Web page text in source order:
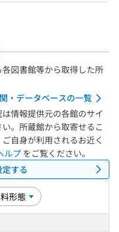
図書館等から取得した所
・データベースの一覧
情報提供元の各館のサイ
。所蔵館から取寄せるこ
自身が利用されるお近く
ルプをご覧ください。
する